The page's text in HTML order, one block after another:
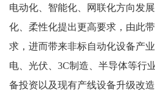
电动化、智能化、网联化方向发
化、柔性化提出更高要求，由此
求，进而带来非标自动化设备产
电、光伏、3C制造、半导体等行
备投资以及现有产线设备升级改